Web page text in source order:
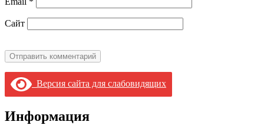
Сайт
Версия сайта для слабовидящих
Информация